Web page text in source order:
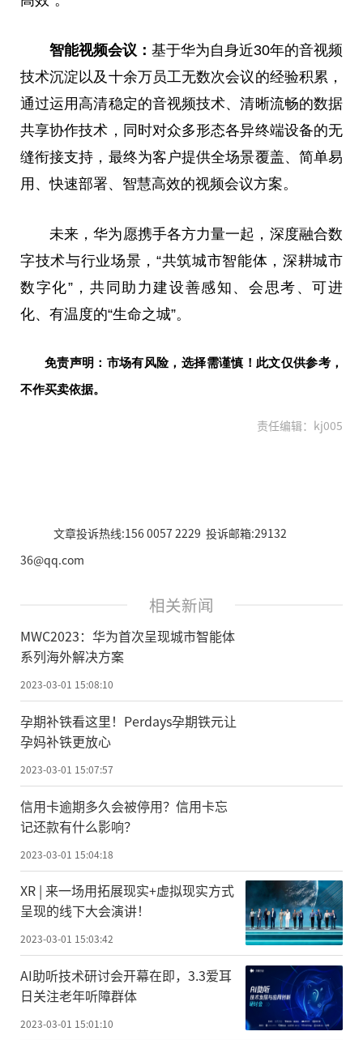
智能视频会议： 基于华为自身近30年的音视频
技术沉淀以及十余万员工无数次会议的经验积累，
通过运用高清稳定的音视频技术、清晰流畅的数据
共享协作技术，同时对众多形态各异终端设备的无
缝衔接支持，最终为客户提供全场景覆盖、简单易
用、快速部署、智慧高效的视频会议方案。
未来，华为愿携手各方力量一起，深度融合数
字技术与行业场景，“共筑城市智能体，深耕城市
数字化”，共同助力建设善感知、会思考、可进
化、有温度的“生命之城”。
免责声明：市场有风险，选择需谨慎！此文仅供参考，
不作买卖依据。
责任编辑：kj005
文章投诉热线:156 0057 2229 投诉邮箱:29132
36@qq.com
相关新闻
MWC2023：华为首次呈现城市智能体
系列海外解决方案
2023-03-01 15:08:10
孕期补铁看这里！Perdays孕期铁元让
孕妈补铁更放心
2023-03-01 15:07:57
信用卡逾期多久会被停用？信用卡忘
记还款有什么影响？
2023-03-01 15:04:18
XR | 来一场用拓展现实+虚拟现实方式
呈现的线下大会演讲！
2023-03-01 15:03:42
AI助听技术研讨会开幕在即，3.3爱耳
日关注老年听障群体
2023-03-01 15:01:10